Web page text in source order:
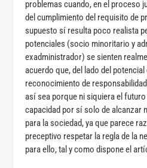
problemas cuando, en el proceso
del cumplimiento del requisito de
supuesto sí resulta poco realista
potenciales (socio minoritario y
exadministrador) se sienten
acuerdo que, del lado del
reconocimiento de
así sea porque ni siquiera el
capacidad por sí solo de alcanzar
para la sociedad, ya que parece
preceptivo respetar la regla de la
para ello, tal y como dispone el